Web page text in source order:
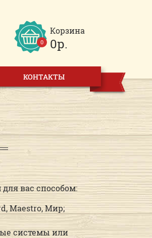
Корзина
0 0р.
КОНТАКТЫ
вас способом:
Maestro, Мир;
системы или